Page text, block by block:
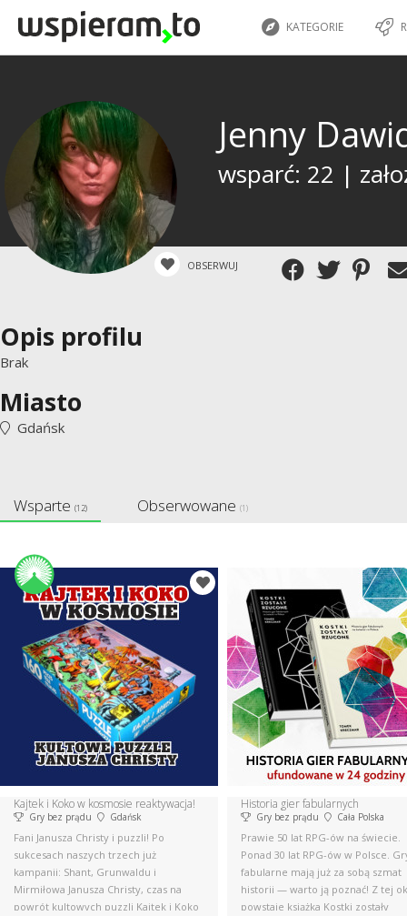
KATEGORIE
Jenny
wsparć: 22 |
OBSERWUJ
Opis profilu
Brak
Miasto
Gdańsk
Wsparte (12) Obserwowane (1)
Kajtek i Koko w kosmosie reaktywacja!
Gry bez prądu Gdańsk
Fani Janusza Christy i puzzli! Po
sukcesach naszych trzech już
kampanii: Shant, Grunwaldu i
Mirmiłowa Janusza Christy, czas na
powrót kultowych puzzli Kajtek i Koko
Historia gier fabularnych
Gry bez prądu Cała Polska
Prawie 50 lat RPG-ów na świecie.
Ponad 30 lat RPG-ów w Polsce.
fabularne mają już za sobą szmat
historii — warto ją poznać! Z tej
powstaje książka Kostki zostały